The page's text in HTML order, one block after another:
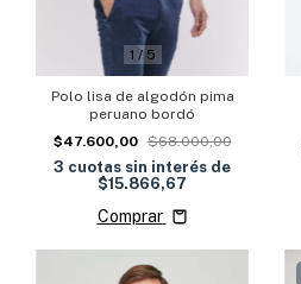
1 /5
Polo lisa de algodón pima
peruano bordó
$47.600,00 $68.000,00
3 cuotas sin interés de
$15.866,67
Comprar